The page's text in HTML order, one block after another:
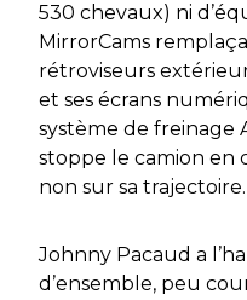
530 chevaux) ni
MirrorCams
rétroviseurs
et ses écrans
système de freinage
stoppe le camion en
non sur sa trajectoire.
Johnny Pacaud a
d’ensemble, peu